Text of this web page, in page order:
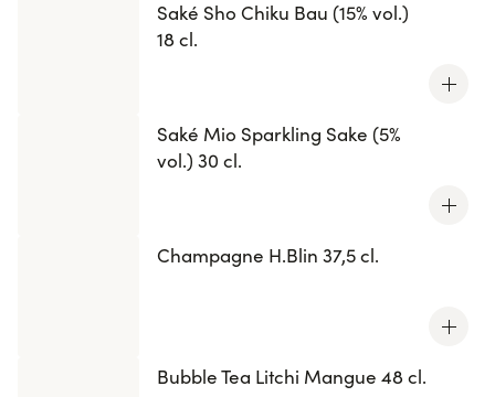
Saké Sho Chiku Bau (15% vol.)
18 cl.
Saké Mio Sparkling Sake (5%
vol.) 30 cl.
Champagne H.Blin 37,5 cl.
Bubble Tea Litchi Mangue 48 cl.